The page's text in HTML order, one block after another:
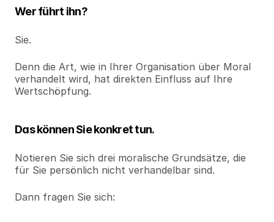
Wer führt ihn?
Sie.
Denn die Art, wie in Ihrer Organisation über Moral
verhandelt wird, hat direkten Einfluss auf Ihre
Wertschöpfung.
Das können Sie konkret tun.
Notieren Sie sich drei moralische Grundsätze, die
für Sie persönlich nicht verhandelbar sind.
Dann fragen Sie sich: